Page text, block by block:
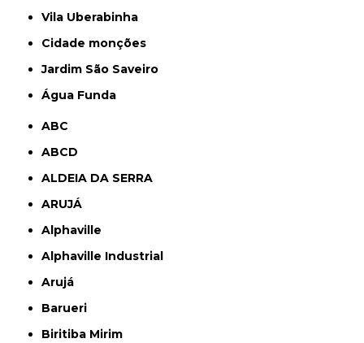
Vila Uberabinha
cidade monções
jardim São Saveiro
Água Funda
ABC
ABCD
ALDEIA DA SERRA
ARUJÁ
Alphaville
Alphaville Industrial
Arujá
Barueri
Biritiba Mirim